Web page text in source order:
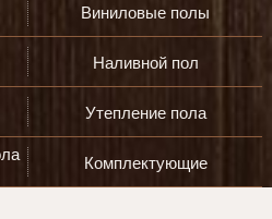
Виниловые полы
Наливной пол
Утепление пола
Комплектующие